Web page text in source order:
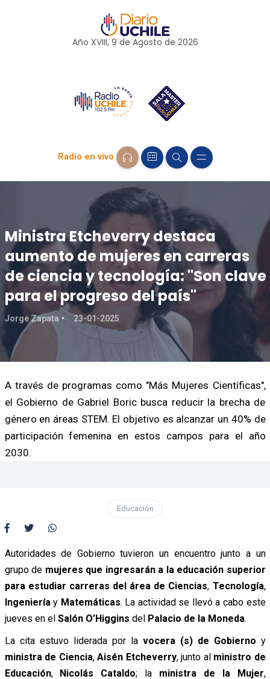
Año XVIII, 9 de Agosto de 2026
Radio en vivo
Ministra Etcheverry destaca
aumento de mujeres en carreras
de ciencia y tecnología: "Son clave
para el progreso del país"
Jorge Zapata 23-01-2025
A través de programas como "Más Mujeres Científicas",
el Gobierno de Gabriel Boric busca reducir la brecha de
género en áreas STEM. El objetivo es alcanzar un 40% de
participación femenina en estos campos para el año
2030.
Educación
Autoridades de Gobierno tuvieron un encuentro junto a un
grupo de mujeres que ingresarán a la educación superior
para estudiar carreras del área de Ciencias, Tecnología,
Ingeniería y Matemáticas. La actividad se llevó a cabo este
jueves en el Salón O’Higgins del Palacio de la Moneda.
La cita estuvo liderada por la vocera (s) de Gobierno y
ministra de Ciencia, Aisén Etcheverry, junto al ministro de
Educación, Nicolás Cataldo; la ministra de la Mujer,